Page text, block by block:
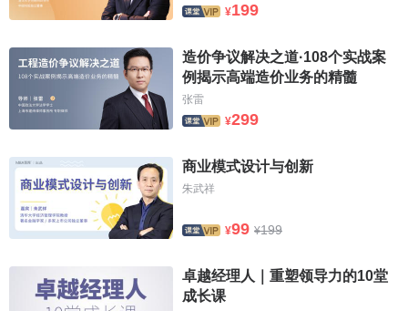
建筑设计是一种认知过程，是对建筑设计学的原理、法
则的具体应用，设计师只有努力提高自己的素质，才会有创
新的力作。设计作品应给人以高雅、不落俗套的感觉，对于
设计的基本原理、法则的把握应恰到好处，在实践中不断积
累经验，不断探索刻意求新，从而掌握规律，总结经验，提
3.情感的积淀可产生出设计的感染力
设计的感染力与设计师的情感有着紧密的关系，设计师
强烈的创作欲望必将极大地调动起自己的生活和文化素质和
收，各种风土人情的感受，积累到一定程度就会倾注于自己
的设计中。空间的大小、色彩的协调与对比、线条的流畅；
¥199
造价争议解决之道·108个实战案
例揭示高端造价业务的精髓
张雷
¥299
商业模式设计与创新
朱武祥
¥99 ¥199
卓越经理人｜重塑领导力的10堂
成长课